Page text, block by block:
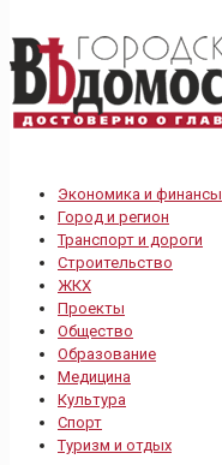
Экономика и финансы
Город и регион
Транспорт и дороги
Строительство
ЖКХ
Проекты
Общество
Образование
Медицина
Культура
Спорт
Туризм и отдых